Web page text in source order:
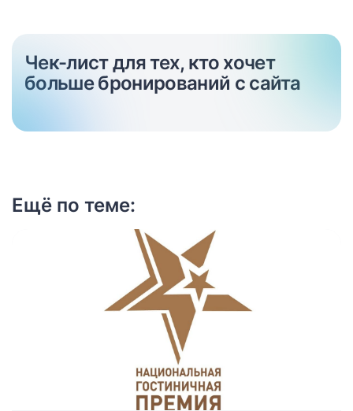
Чек-лист для тех, кто хочет
больше бронирований с сайта
Ещё по теме: